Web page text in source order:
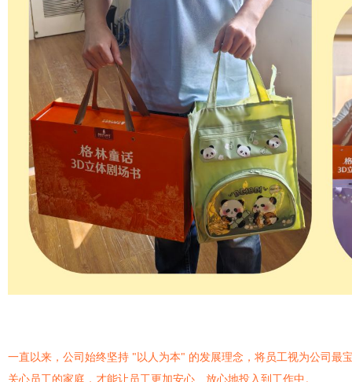
一直以来，公司始终坚持 "以人为本" 的发展理念，将员工视为公司最
关心员工的家庭，才能让员工更加安心、放心地投入到工作中。